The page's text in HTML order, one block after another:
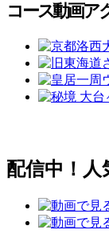
コース動画ア
配信中！